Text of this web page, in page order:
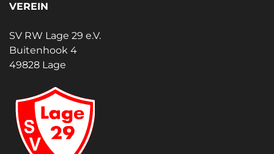
VEREIN
SV RW Lage 29 e.V.
Buitenhook 4
49828 Lage